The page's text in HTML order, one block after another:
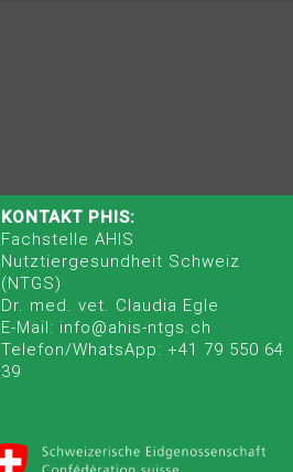
KONTAKT PHIS:
Fachstelle AHIS
Nutztiergesundheit Schweiz
(NTGS)
Dr. med. vet. Claudia Egle
E-Mail: info@ahis-ntgs.ch
Telefon/WhatsApp: +41 79 550 64
39